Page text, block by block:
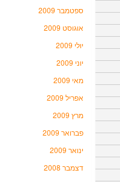
ספטמבר 2009
אוגוסט 2009
יולי 2009
יוני 2009
מאי 2009
אפריל 2009
מרץ 2009
פברואר 2009
ינואר 2009
דצמבר 2008